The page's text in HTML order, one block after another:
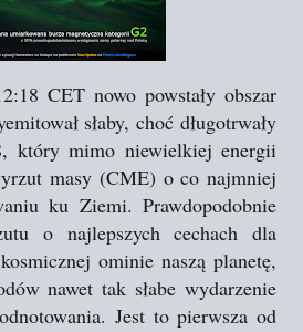
CET nowo powstały obszar
słaby, choć długotrwały
który mimo niewielkiej energii
masy (CME) o co najmniej
ku Ziemi. Prawdopodobnie
o najlepszych cechach dla
ominie naszą planetę,
nawet tak słabe wydarzenie
Jest to pierwsza od